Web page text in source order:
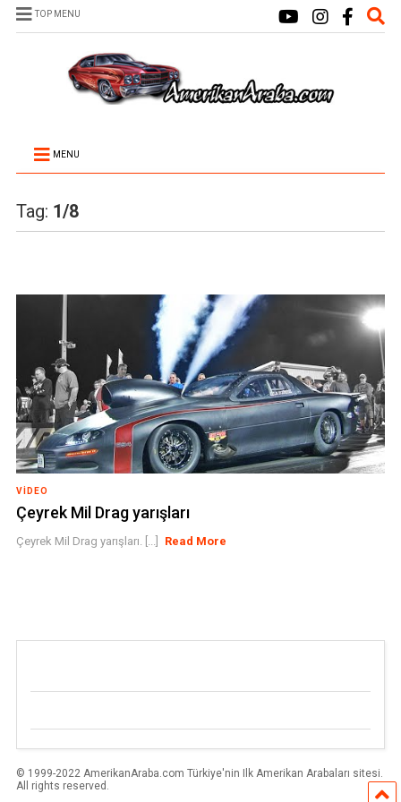
TOP MENU
MENU
Tag: 1/8
VIDEO
Çeyrek Mil Drag yarışları
Çeyrek Mil Drag yarışları. [...] Read More
© 1999-2022 AmerikanAraba.com Türkiye'nin Ilk Amerikan Arabaları sitesi.
All rights reserved.